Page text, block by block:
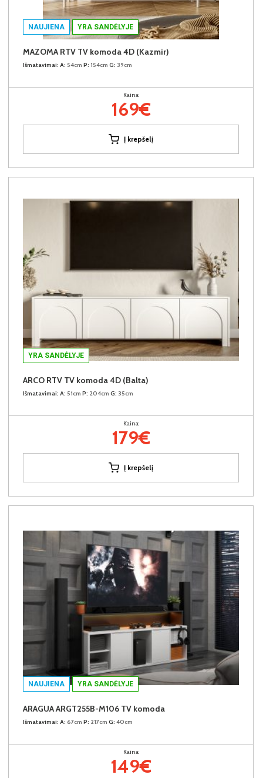
NAUJIENA YRA SANDĖLYJE
MAZOMA RTV TV komoda 4D (Kazmir)
Išmatavimai: A: 54cm P: 154cm G: 39cm
Kaina:
169€
Į krepšelį
YRA SANDĖLYJE
ARCO RTV TV komoda 4D (Balta)
Išmatavimai: A: 51cm P: 204cm G: 35cm
Kaina:
179€
Į krepšelį
NAUJIENA YRA SANDĖLYJE
ARAGUA ARGT255B-M106 TV komoda
Išmatavimai: A: 67cm P: 217cm G: 40cm
Kaina:
149€